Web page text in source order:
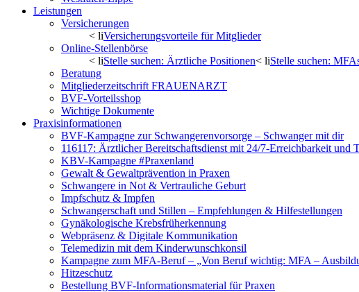
Leistungen
Versicherungen
< liVersicherungsvorteile für Mitglieder
Online-Stellenbörse
< liStelle suchen: Ärztliche Positionen< liStelle suchen:
Beratung
Mitgliederzeitschrift FRAUENARZT
BVF-Vorteilsshop
Wichtige Dokumente
Praxisinformationen
BVF-Kampagne zur Schwangerenvorsorge – Schwanger mit dir
116117: Ärztlicher Bereitschaftsdienst mit 24/7-Erreichbarkeit und
KBV-Kampagne #Praxenland
Gewalt & Gewaltprävention in Praxen
Schwangere in Not & Vertrauliche Geburt
Impfschutz & Impfen
Schwangerschaft und Stillen – Empfehlungen & Hilfestellungen
Gynäkologische Krebsfrüherkennung
Webpräsenz & Digitale Kommunikation
Telemedizin mit dem Kinderwunschkonsil
Kampagne zum MFA-Beruf – „Von Beruf wichtig: MFA –
Hitzeschutz
Bestellung BVF-Informationsmaterial für Praxen